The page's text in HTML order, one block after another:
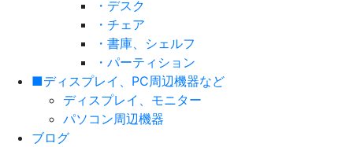
・デスク
・チェア
・書庫、シェルフ
・パーティション
■ディスプレイ、PC周辺機器など
ディスプレイ、モニター
パソコン周辺機器
ブログ